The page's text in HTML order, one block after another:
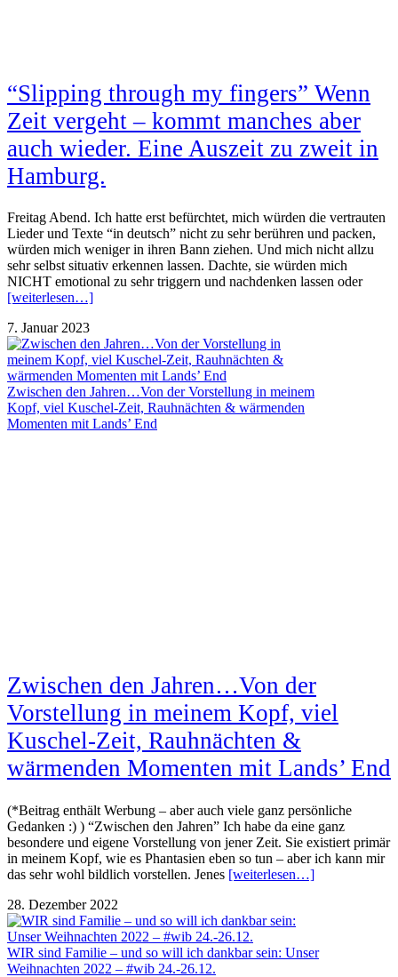
“Slipping through my fingers” Wenn
Zeit vergeht – kommt manches aber
auch wieder. Eine Auszeit zu zweit in
Hamburg.
Freitag Abend. Ich hatte erst befürchtet, mich würden die vertrauten
Lieder und Texte “in deutsch” nicht zu sehr berühren und packen,
würden mich weniger in ihren Bann ziehen. Und mich nicht allzu
sehr selbst situativ erkennen lassen. Dachte, sie würden mich
NICHT emotional zu sehr triggern und nachdenken lassen oder
[weiterlesen…]
7. Januar 2023
Zwischen den Jahren…Von der Vorstellung in meinem
Kopf, viel Kuschel-Zeit, Rauhnächten & wärmenden
Momenten mit Lands’ End
Zwischen den Jahren…Von der
Vorstellung in meinem Kopf, viel
Kuschel-Zeit, Rauhnächten &
wärmenden Momenten mit Lands’ End
(*Beitrag enthält Werbung – aber auch viele ganz persönliche
Gedanken :) ) “Zwischen den Jahren” Ich habe da eine ganz
besondere und eigene Vorstellung von jener Zeit. Sie existiert primär
in meinem Kopf, wie es Phantasien eben so tun – aber ich kann mir
das sehr wohl bildlich vorstellen. Jenes [weiterlesen…]
28. Dezember 2022
WIR sind Familie – und so will ich dankbar sein: Unser
Weihnachten 2022 – #wib 24.-26.12.